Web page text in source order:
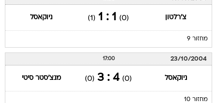
צ'רלטון (0)
1 : 1
(1) ניוקאסל
מחזור 9
23/10/2004
17:00
ניוקאסל (0)
4 : 3
(0) מנצ'סטר סיטי
מחזור 10